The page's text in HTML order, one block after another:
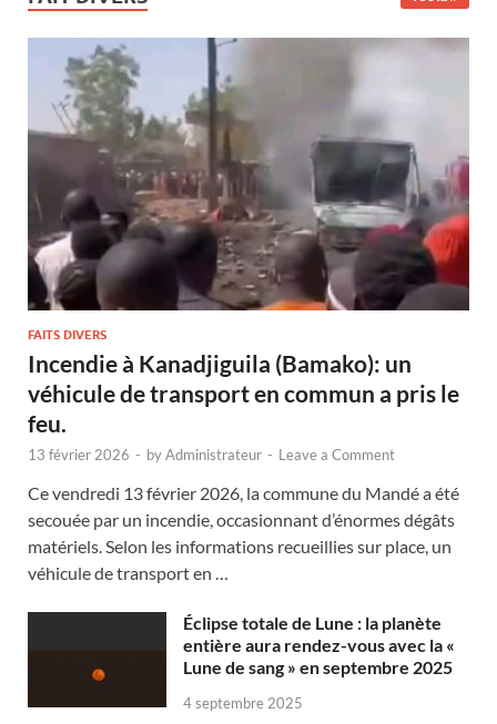
FAITS DIVERS
Incendie à Kanadjiguila (Bamako): un
véhicule de transport en commun a pris le
feu.
13 février 2026 - byAdministrateur - Leave a Comment
Ce vendredi 13 février 2026, la commune du Mandé a été
secouée par un incendie, occasionnant d’énormes dégâts
matériels. Selon les informations recueillies sur place, un
véhicule de transport en …
Éclipse totale de Lune : la planète
entière aura rendez-vous avec la «
Lune de sang » en septembre 2025
4 septembre 2025